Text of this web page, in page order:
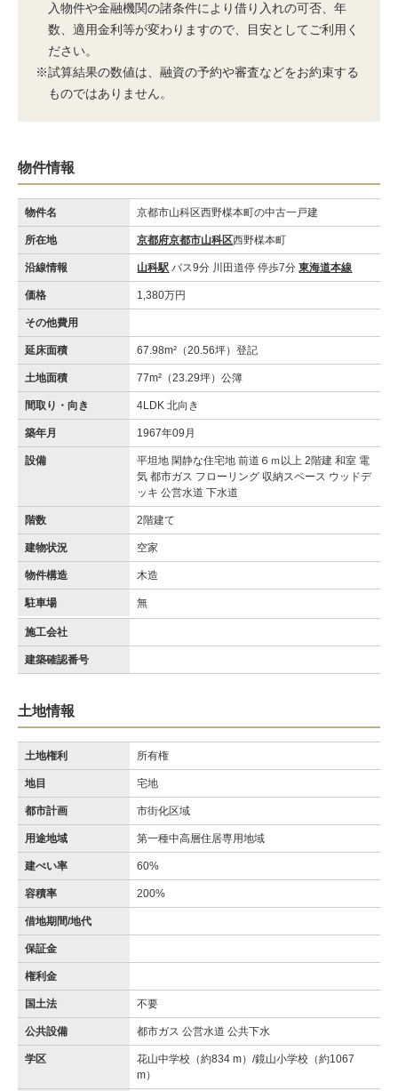
入物件や金融機関の諸条件により借り入れの可否、年
数、適用金利等が変わりますので、目安としてご利用く
ださい。
※試算結果の数値は、融資の予約や審査などをお約束する
ものではありません。
物件情報
物件名 京都市山科区西野楳本町の中古一戸建
所在地 京都府京都市山科区西野楳本町
沿線情報 山科駅 バス9分 川田道停 停歩7分東海道本線
価格 1,380万円
その他費用
延床面積 67.98m²（20.56坪）登記
土地面積 77m²（23.29坪）公簿
間取り・向き 4LDK 北向き
築年月 1967年09月
設備
平坦地 閑静な住宅地 前道６ｍ以上 2階建 和室 電
気 都市ガス フローリング 収納スペース ウッドデ
ッキ 公営水道 下水道
階数 2階建て
建物状況 空家
物件構造 木造
駐車場 無
施工会社
建築確認番号
土地情報
土地権利 所有権
地目 宅地
都市計画 市街化区域
用途地域 第一種中高層住居専用地域
建ぺい率 60%
容積率 200%
借地期間/地代
保証金
権利金
国土法 不要
公共設備 都市ガス 公営水道 公共下水
学区
花山中学校（約834 m）/鏡山小学校（約1067
m）